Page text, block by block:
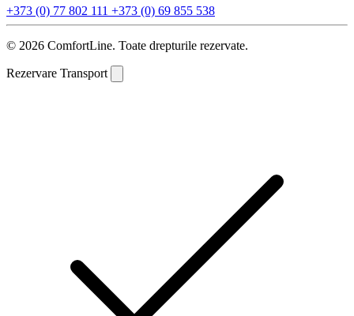
+373 (0) 77 802 111 +373 (0) 69 855 538
© 2026 ComfortLine. Toate drepturile rezervate.
Rezervare Transport